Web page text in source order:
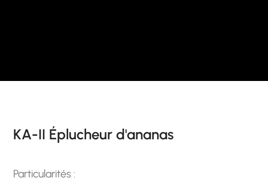
KA-II Éplucheur d'ananas
Particularités :